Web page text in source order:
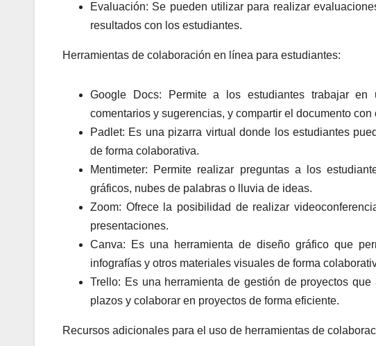
Evaluación: Se pueden utilizar para realizar
resultados con los estudiantes.
Herramientas de colaboración en línea para estudiantes:
Google Docs: Permite a los estudiantes trabajar en
comentarios y sugerencias, y compartir el documento con
Padlet: Es una pizarra virtual donde los estudiantes
de forma colaborativa.
Mentimeter: Permite realizar preguntas a los
gráficos, nubes de palabras o lluvia de ideas.
Zoom: Ofrece la posibilidad de realizar
presentaciones.
Canva: Es una herramienta de diseño gráfico que
infografías y otros materiales visuales de forma
Trello: Es una herramienta de gestión de proyectos
plazos y colaborar en proyectos de forma eficiente.
Recursos adicionales para el uso de herramientas de